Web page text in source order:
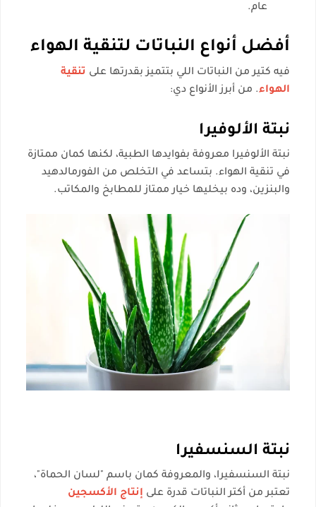
عام.
أفضل أنواع النباتات لتنقية الهواء
فيه كتير من النباتات اللي بتتميز بقدرتها على تنقية
الهواء. من أبرز الأنواع دي:
نبتة الألوفيرا
نبتة الألوفيرا معروفة بفوايدها الطبية، لكنها كمان ممتازة
في تنقية الهواء. بتساعد في التخلص من الفورمالدهيد
والبنزين، وده بيخليها خيار ممتاز للمطابخ والمكاتب.
نبتة السنسفيرا
نبتة السنسفيرا، والمعروفة كمان باسم "لسان الحماة"،
تعتبر من أكتر النباتات قدرة على إنتاج الأكسجين